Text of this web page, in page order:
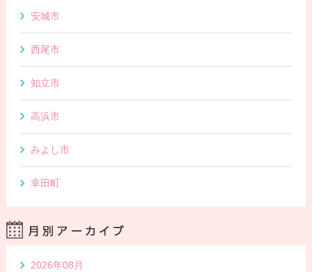
安城市
西尾市
知立市
高浜市
みよし市
幸田町
2026年08月